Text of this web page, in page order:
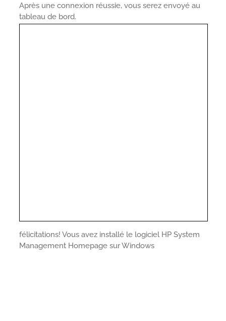
Après une connexion réussie, vous serez envoyé au
tableau de bord.
félicitations! Vous avez installé le logiciel HP System
Management Homepage sur Windows